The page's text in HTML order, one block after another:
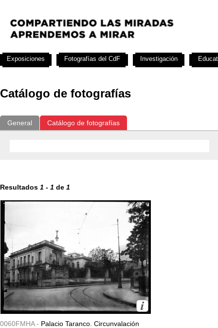
Catálogo de fotografías
General Catálogo de fotografías
Resultados 1 - 1 de 1
0060FMHA - Palacio Taranco. Circunvalación
Exposiciones Fotografías del CdF Investigación